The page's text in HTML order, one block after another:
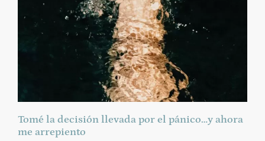
Tomé la decisión llevada por el pánico…y ahora
me arrepiento